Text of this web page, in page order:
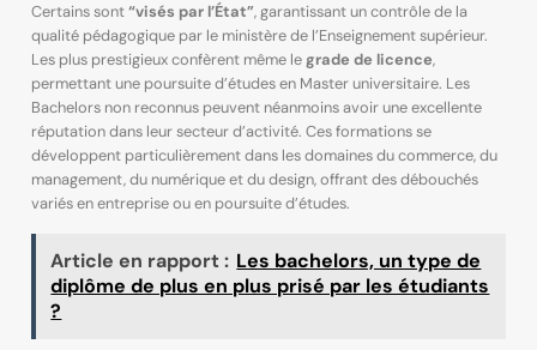
Certains sont“visés par l’État”, garantissant un contrôle de la
qualité pédagogique par le ministère de l’Enseignement supérieur.
Les plus prestigieux confèrent même legrade de licence,
permettant une poursuite d’études en Master universitaire. Les
Bachelors non reconnus peuvent néanmoins avoir une excellente
réputation dans leur secteur d’activité. Ces formations se
développent particulièrement dans les domaines du commerce, du
management, du numérique et du design, offrant des débouchés
variés en entreprise ou en poursuite d’études.
Article en rapport : Les bachelors, un type de
diplôme de plus en plus prisé par les étudiants
?